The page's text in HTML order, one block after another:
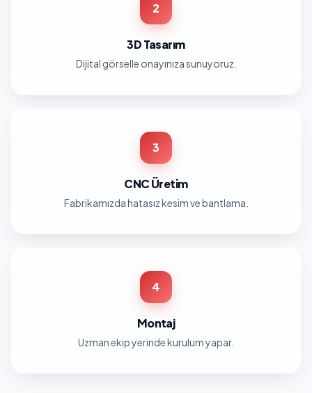
2
3D Tasarım
Dijital görselle onayınıza sunuyoruz.
3
CNC Üretim
Fabrikamızda hatasız kesim ve bantlama.
4
Montaj
Uzman ekip yerinde kurulum yapar.